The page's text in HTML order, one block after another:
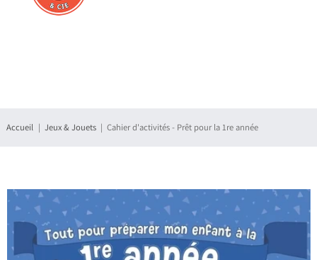
Accueil Jeux & Jouets Cahier d'activités - Prêt pour la 1re année